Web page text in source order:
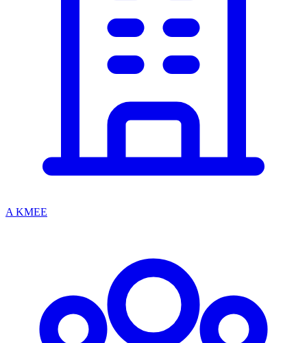
A KMEE